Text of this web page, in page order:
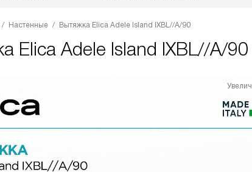
Настенные Вытяжка Elica Adele Island IXBL//A/90
Elica Adele Island IXBL//A/90